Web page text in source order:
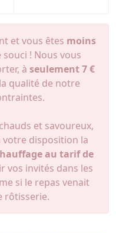
et vous êtes moins
souci ! Nous vous
à seulement 7 €
qualité de notre
et savoureux,
disposition la
au tarif de
vos invités dans les
si le repas venait
rôtisserie.